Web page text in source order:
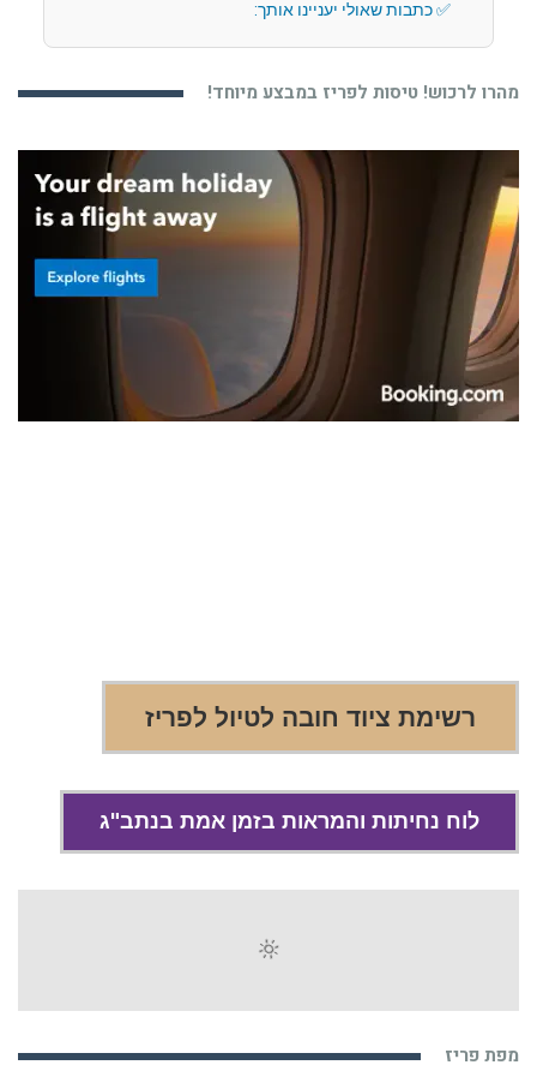
כתבות שאולי יעניינו אותך:
מהרו לרכוש! טיסות לפריז במבצע מיוחד!
רשימת ציוד חובה לטיול לפריז
לוח נחיתות והמראות בזמן אמת בנתב"ג
מפת פריז